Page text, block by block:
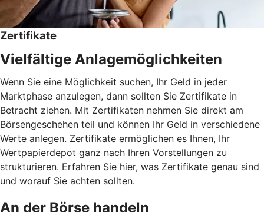
Zertifikate
Vielfältige Anlagemöglichkeiten
Wenn Sie eine Möglichkeit suchen, Ihr Geld in jeder
Marktphase anzulegen, dann sollten Sie Zertifikate in
Betracht ziehen. Mit Zertifikaten nehmen Sie direkt am
Börsengeschehen teil und können Ihr Geld in verschiedene
Werte anlegen. Zertifikate ermöglichen es Ihnen, Ihr
Wertpapierdepot ganz nach Ihren Vorstellungen zu
strukturieren. Erfahren Sie hier, was Zertifikate genau sind
und worauf Sie achten sollten.
An der Börse handeln